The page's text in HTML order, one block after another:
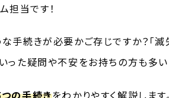
担当です！
手続きが必要かご存じですか？「滅
った疑問や不安をお持ちの方も多い